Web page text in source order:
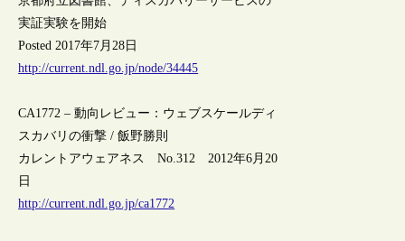
実証実験を開始
Posted 2017年7月28日
http://current.ndl.go.jp/node/34445
CA1772 – 動向レビュー：ウェブスケールディ
スカバリの衝撃 / 飯野勝則
カレントアウェアネス No.312 2012年6月20
日
http://current.ndl.go.jp/ca1772